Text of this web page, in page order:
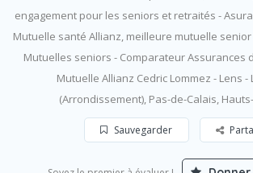
engagement pour les seniors et retraités -
Mutuelle santé Allianz, meilleure mutuelle
Mutuelles seniors - Comparateur Assurances
Mutuelle Allianz Cedric Lommez - Lens -
(Arrondissement), Pas-de-Calais,
Sauvegarder